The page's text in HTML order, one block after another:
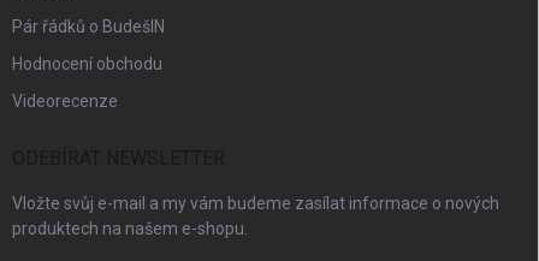
Pár řádků o BudešIN
Hodnocení obchodu
Videorecenze
Vložte svůj e-mail a my vám budeme zasílat informace o nových
produktech na našem e-shopu.